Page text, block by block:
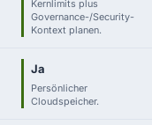
Kernlimits plus
Governance-/Security-
Kontext planen.
Ja
Persönlicher
Cloudspeicher.